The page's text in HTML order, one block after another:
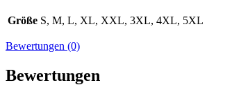
Größe S, M, L, XL, XXL, 3XL, 4XL, 5XL
Bewertungen (0)
Bewertungen